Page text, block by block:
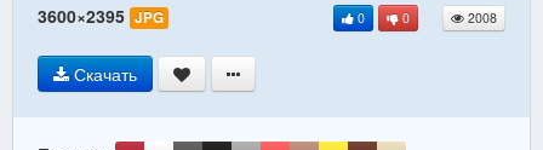
3600×2395 JPG 0 0 2008
Скачать